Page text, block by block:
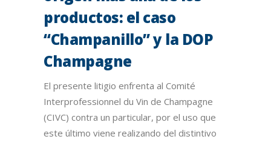
productos: el caso
“Champanillo” y la DOP
Champagne
El presente litigio enfrenta al Comité
Interprofessionnel du Vin de Champagne
(CIVC) contra un particular, por el uso que
este último viene realizando del distintivo